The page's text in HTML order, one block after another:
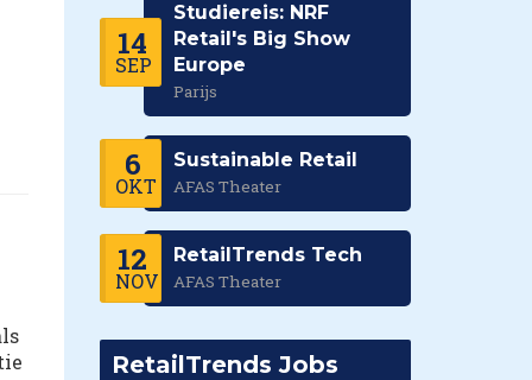
14
SEP
Studiereis: NRF
Retail's Big Show
Europe
Parijs
6
OKT
Sustainable Retail
AFAS Theater
12
NOV
RetailTrends Tech
AFAS Theater
RetailTrends Jobs